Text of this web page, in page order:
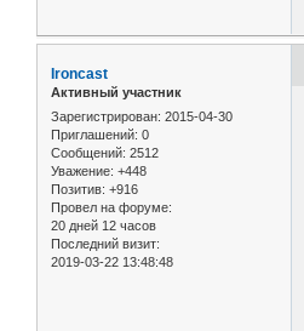
Ironcast
Активный участник
Зарегистрирован: 2015-04-30
Приглашений: 0
Сообщений: 2512
Уважение: +448
Позитив: +916
Провел на форуме:
20 дней 12 часов
Последний визит:
2019-03-22 13:48:48